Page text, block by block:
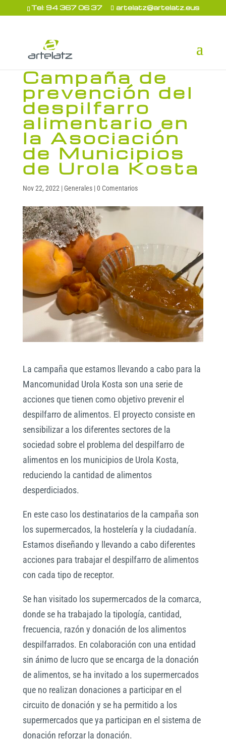
Tel: 94 367 06 37 artelatz@artelatz.eus
Campaña de
prevención del
despilfarro
alimentario en
la Asociación
de Municipios
de Urola Kosta
Nov 22, 2022 |Generales|0 Comentarios
La campaña que estamos llevando a cabo para la
Mancomunidad Urola Kosta son una serie de
acciones que tienen como objetivo prevenir el
despilfarro de alimentos. El proyecto consiste en
sensibilizar a los diferentes sectores de la
sociedad sobre el problema del despilfarro de
alimentos en los municipios de Urola Kosta,
reduciendo la cantidad de alimentos
desperdiciados.
En este caso los destinatarios de la campaña son
los supermercados, la hostelería y la ciudadanía.
Estamos diseñando y llevando a cabo diferentes
acciones para trabajar el despilfarro de alimentos
con cada tipo de receptor.
Se han visitado los supermercados de la comarca,
donde se ha trabajado la tipología, cantidad,
frecuencia, razón y donación de los alimentos
despilfarrados. En colaboración con una entidad
sin ánimo de lucro que se encarga de la donación
de alimentos, se ha invitado a los supermercados
que no realizan donaciones a participar en el
circuito de donación y se ha permitido a los
supermercados que ya participan en el sistema de
donación reforzar la donación.